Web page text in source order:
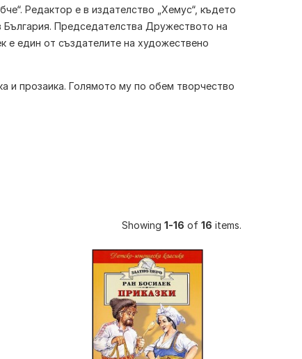
Редактор е в издателство „Хемус“, където
България. Председателства Дружеството на
е един от създателите на художествено
и прозаика. Голямото му по обем творчество
Showing 1-16 of 16 items.